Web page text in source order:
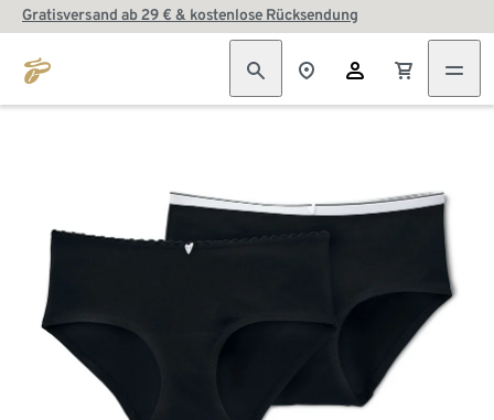
Gratisversand ab 29 € & kostenlose Rücksendung